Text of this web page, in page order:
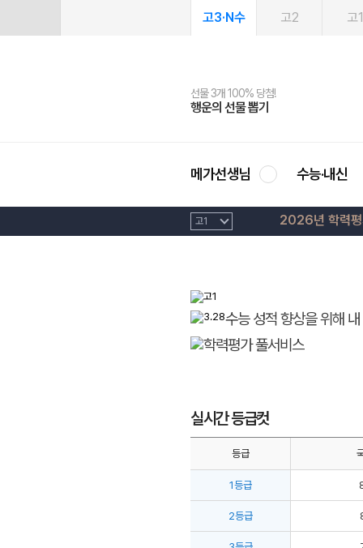
고3·N수 고2 고1
선물 3개 100% 당첨!
행운의 선물 뽑기
선물 100% 증정!
메가스터디 X 올리브
2027 러셀 단과
강사 공개선발
스마트러닝앱
설문 EVENT
메가패스
3일 무료 체험권
메가패스 수강생 무료혜택!
메가클럽 멤버십
사회공헌 캠페인
희망이룸 메가나눔
메가선생님 수능·내신
2026년 학력
수능 성적 향상을 위해
실시간 등급컷
등급
1등급
2등급